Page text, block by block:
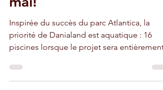
d'attraction Danialand
d'Agadir : ouvert à fin
mai!
Inspirée du succès du parc Atlantica, la
priorité de Danialand est aquatique : 16